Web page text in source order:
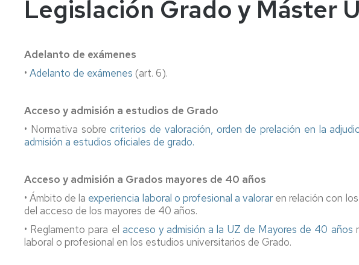
años
45
años
años
Admisión
a
Cambio
de
universidad
o
de
estudios
Información
Permanencia
y
Transferencia
de
créditos
Nacional
Legislación
Solicitudes
y
formularios
Información
Movilidad
Nacional
Reconocimiento
y
Transferencia
Legislación
y
formularios
Legislación Grado y Máster
Adelanto de exámenes
• Adelanto de exámenes (art. 6).
Acceso y admisión a estudios de Grado
• Normativa sobrecriterios de valoración, orden de prelación en la
admisión a estudios oficiales de grado.
Acceso y admisión a Grados mayores de 40 años
• Ámbito de la experiencia laboral o profesional a valorar en relación con
del acceso de los mayores de 40 años.
• Reglamento para el acceso y admisión a la UZ de Mayores de 40 años
laboral o profesional en los estudios universitarios de Grado.